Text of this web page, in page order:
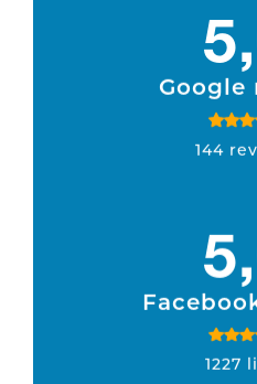
Google
144
1227